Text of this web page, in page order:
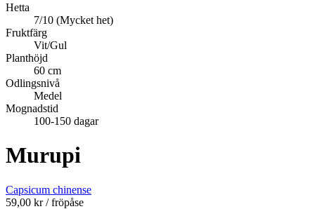
Hetta
7/10 (Mycket het)
Fruktfärg
Vit/Gul
Planthöjd
60 cm
Odlingsnivå
Medel
Mognadstid
100-150 dagar
Murupi
Capsicum chinense
59,00 kr / fröpåse